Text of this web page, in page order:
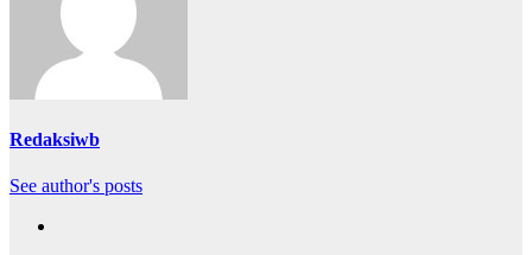
Redaksiwb
See author's posts